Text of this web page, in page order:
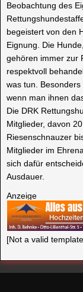
Beobachtung des
begeistert von den
Eignung. Die
gehören immer zur
respektvoll
was tun.
wenn man ihnen
Die DRK
Mitglieder, davon
Riesenschnauzer
Mitglieder im
sich dafür
Ausdauer.
Anzeige
[Not a valid